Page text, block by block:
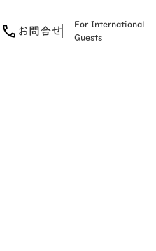
お問合せ
For International
Guests